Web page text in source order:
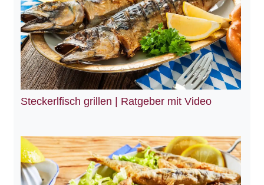
Steckerlfisch grillen | Ratgeber mit Video